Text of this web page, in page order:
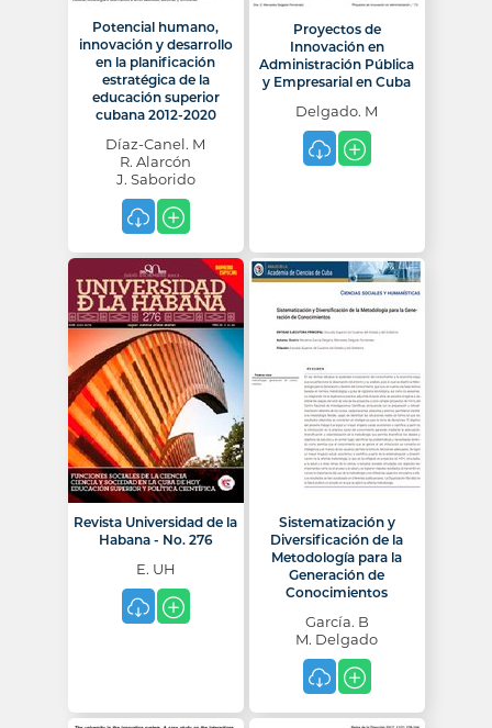
Potencial humano,
innovación y desarrollo
en la planificación
estratégica de la
educación superior
cubana 2012-2020
Díaz-Canel. M
R. Alarcón
J. Saborido
Proyectos de
Innovación en
Administración Pública
y Empresarial en Cuba
Delgado. M
Revista Universidad de la
Habana - No. 276
E. UH
Sistematización y
Diversificación de la
Metodología para la
Generación de
Conocimientos
García. B
M. Delgado